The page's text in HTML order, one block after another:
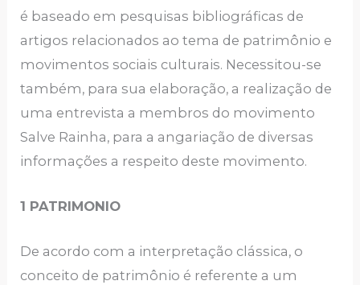
é baseado em pesquisas bibliográficas de
artigos relacionados ao tema de patrimônio e
movimentos sociais culturais. Necessitou-se
também, para sua elaboração, a realização de
uma entrevista a membros do movimento
Salve Rainha, para a angariação de diversas
informações a respeito deste movimento.
1 PATRIMONIO
De acordo com a interpretação clássica, o
conceito de patrimônio é referente a um